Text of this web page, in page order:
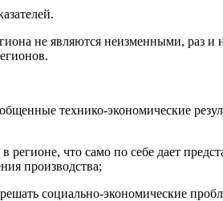
не являются неизменными, раз
технико-экономические
регионе, что само по себе дает
производства;
социально-экономические